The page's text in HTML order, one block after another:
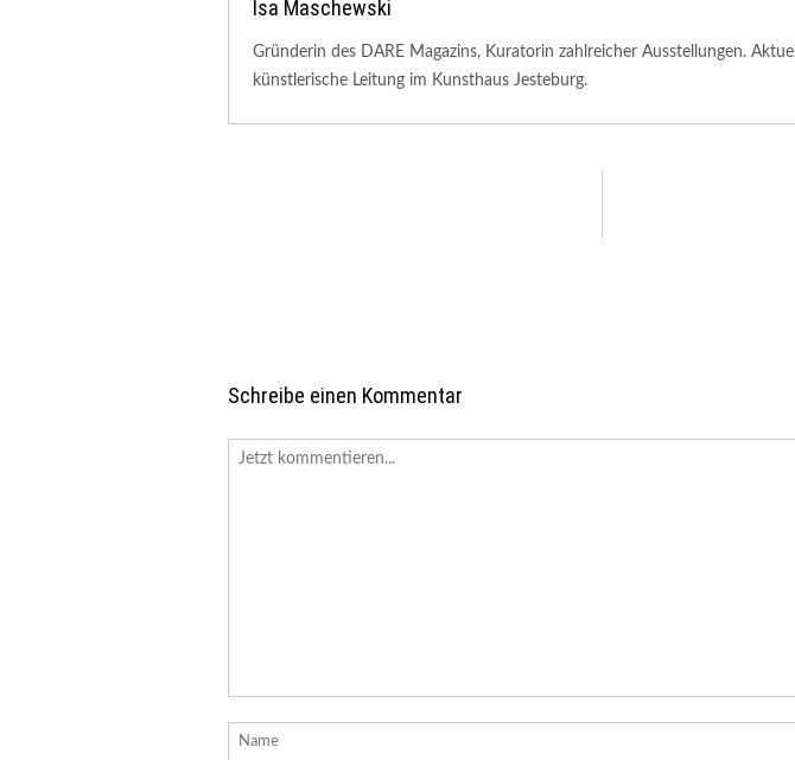
Isa Maschewski
Gründerin des DARE Magazins, Kuratorin zahlreicher Ausstellungen. Aktuell
künstlerische Leitung im Kunsthaus Jesteburg.
Schreibe einen Kommentar